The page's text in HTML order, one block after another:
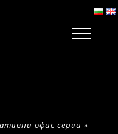
офис серии »